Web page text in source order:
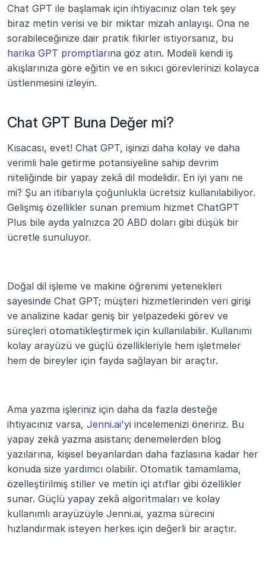
Chat GPT ile başlamak için ihtiyacınız olan tek şey
biraz metin verisi ve bir miktar mizah anlayışı. Ona ne
harika GPT promptlarına göz atın. Modeli kendi iş
akışlarınıza göre eğitin ve en sıkıcı görevlerinizi kolayca
üstlenmesini izleyin.
Chat GPT Buna Değer mi?
Kısacası, evet! Chat GPT, işinizi daha kolay ve daha
verimli hale getirme potansiyeline sahip devrim
niteliğinde bir yapay zekâ dil modelidir. En iyi yanı ne
mi? Şu an itibarıyla çoğunlukla ücretsiz kullanılabiliyor.
Gelişmiş özellikler sunan premium hizmet ChatGPT
Plus bile ayda yalnızca 20 ABD doları gibi düşük bir
ücretle sunuluyor.
Doğal dil işleme ve makine öğrenimi yetenekleri
sayesinde Chat GPT; müşteri hizmetlerinden veri girişi
ve analizine kadar geniş bir yelpazedeki görev ve
süreçleri otomatikleştirmek için kullanılabilir. Kullanımı
kolay arayüzü ve güçlü özellikleriyle hem işletmeler
hem de bireyler için fayda sağlayan bir araçtır.
Ama yazma işleriniz için daha da fazla desteğe
ihtiyacınız varsa, Jenni.ai'yi incelemenizi öneririz. Bu
yapay zekâ yazma asistanı; denemelerden blog
yazılarına, kişisel beyanlardan daha fazlasına kadar her
konuda size yardımcı olabilir. Otomatik tamamlama,
özelleştirilmiş stiller ve metin içi atıflar gibi özellikler
sunar. Güçlü yapay zekâ algoritmaları ve kolay
kullanımlı arayüzüyle Jenni.ai, yazma sürecini
hızlandırmak isteyen herkes için değerli bir araçtır.